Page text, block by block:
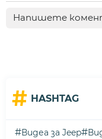
# HASHTAG
#Видеа за Jeep#